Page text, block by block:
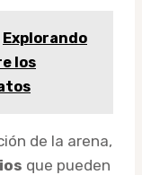
Explorando
los
de la arena,
que pueden